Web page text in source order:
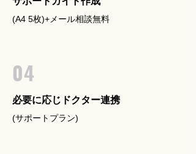
(A4 5枚)+メール相談無料
04
必要に応じドクター連携
(サポートプラン)